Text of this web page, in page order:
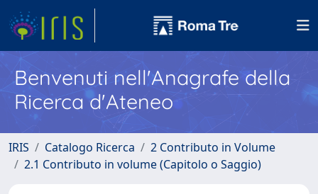
Benvenuti nell'Anagrafe della
Ricerca d'Ateneo
IRIS Catalogo Ricerca
2 Contributo in Volume
2.1 Contributo in volume (Capitolo o Saggio)